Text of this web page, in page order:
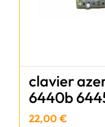
clavier
6440b
22,00 €